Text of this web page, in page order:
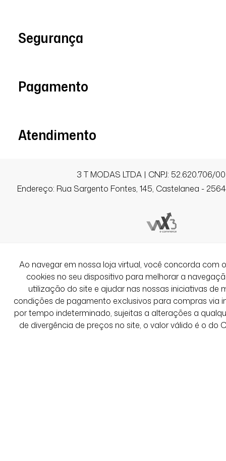
Segurança
Pagamento
Atendimento
3 T MODAS LTDA | CNPJ: 52.620.706/
Endereço: Rua Sargento Fontes, 145, Castelanea -
Ao navegar em nossa loja virtual, você concorda com
cookies no seu dispositivo para melhorar a
utilização do site e ajudar nas nossas iniciativas de
condições de pagamento exclusivos para compras via
por tempo indeterminado, sujeitas a alterações a
de divergência de preços no site, o valor válido é o do